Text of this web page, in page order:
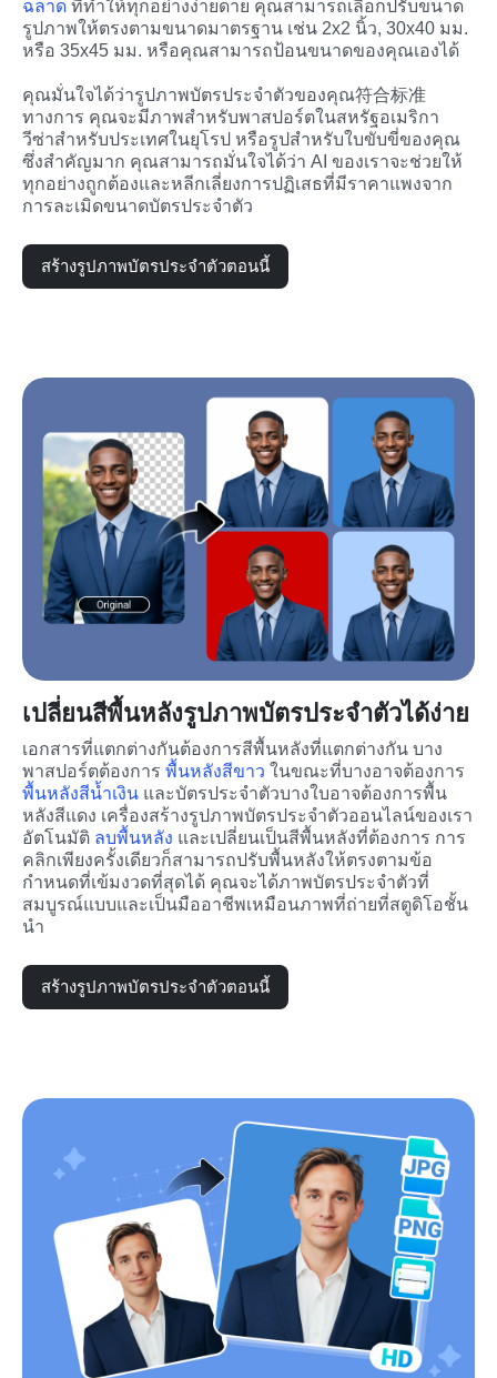
ฉลาด ที่ทำให้ทุกอย่างง่ายดาย คุณสามารถเลือกปรับขนาด
รูปภาพให้ตรงตามขนาดมาตรฐาน เช่น 2x2 นิ้ว, 30x40 มม.
หรือ 35x45 มม. หรือคุณสามารถป้อนขนาดของคุณเองได้
คุณมั่นใจได้ว่ารูปภาพบัตรประจำตัวของคุณ符合标准
ทางการ คุณจะมีภาพสำหรับพาสปอร์ตในสหรัฐอเมริกา
วีซ่าสำหรับประเทศในยุโรป หรือรูปสำหรับใบขับขี่ของคุณ
ซึ่งสำคัญมาก คุณสามารถมั่นใจได้ว่า AI ของเราจะช่วยให้
ทุกอย่างถูกต้องและหลีกเลี่ยงการปฏิเสธที่มีราคาแพงจาก
การละเมิดขนาดบัตรประจำตัว
สร้างรูปภาพบัตรประจำตัวตอนนี้
เปลี่ยนสีพื้นหลังรูปภาพบัตรประจำตัวได้ง่าย
เอกสารที่แตกต่างกันต้องการสีพื้นหลังที่แตกต่างกัน บาง
พาสปอร์ตต้องการ พื้นหลังสีขาว
พื้นหลังสีน้ำเงิน และบัตรประจำตัวบางใบอาจต้องการพื้น
หลังสีแดง เครื่องสร้างรูปภาพบัตรประจำตัวออนไลน์ของเรา
อัตโนมัติ ลบพื้นหลัง และเปลี่ยนเป็นสีพื้นหลังที่ต้องการ การ
คลิกเพียงครั้งเดียวก็สามารถปรับพื้นหลังให้ตรงตามข้อ
กำหนดที่เข้มงวดที่สุดได้ คุณจะได้ภาพบัตรประจำตัวที่
สมบูรณ์แบบและเป็นมืออาชีพเหมือนภาพที่ถ่ายที่สตูดิโอชั้น
นำ
สร้างรูปภาพบัตรประจำตัวตอนนี้